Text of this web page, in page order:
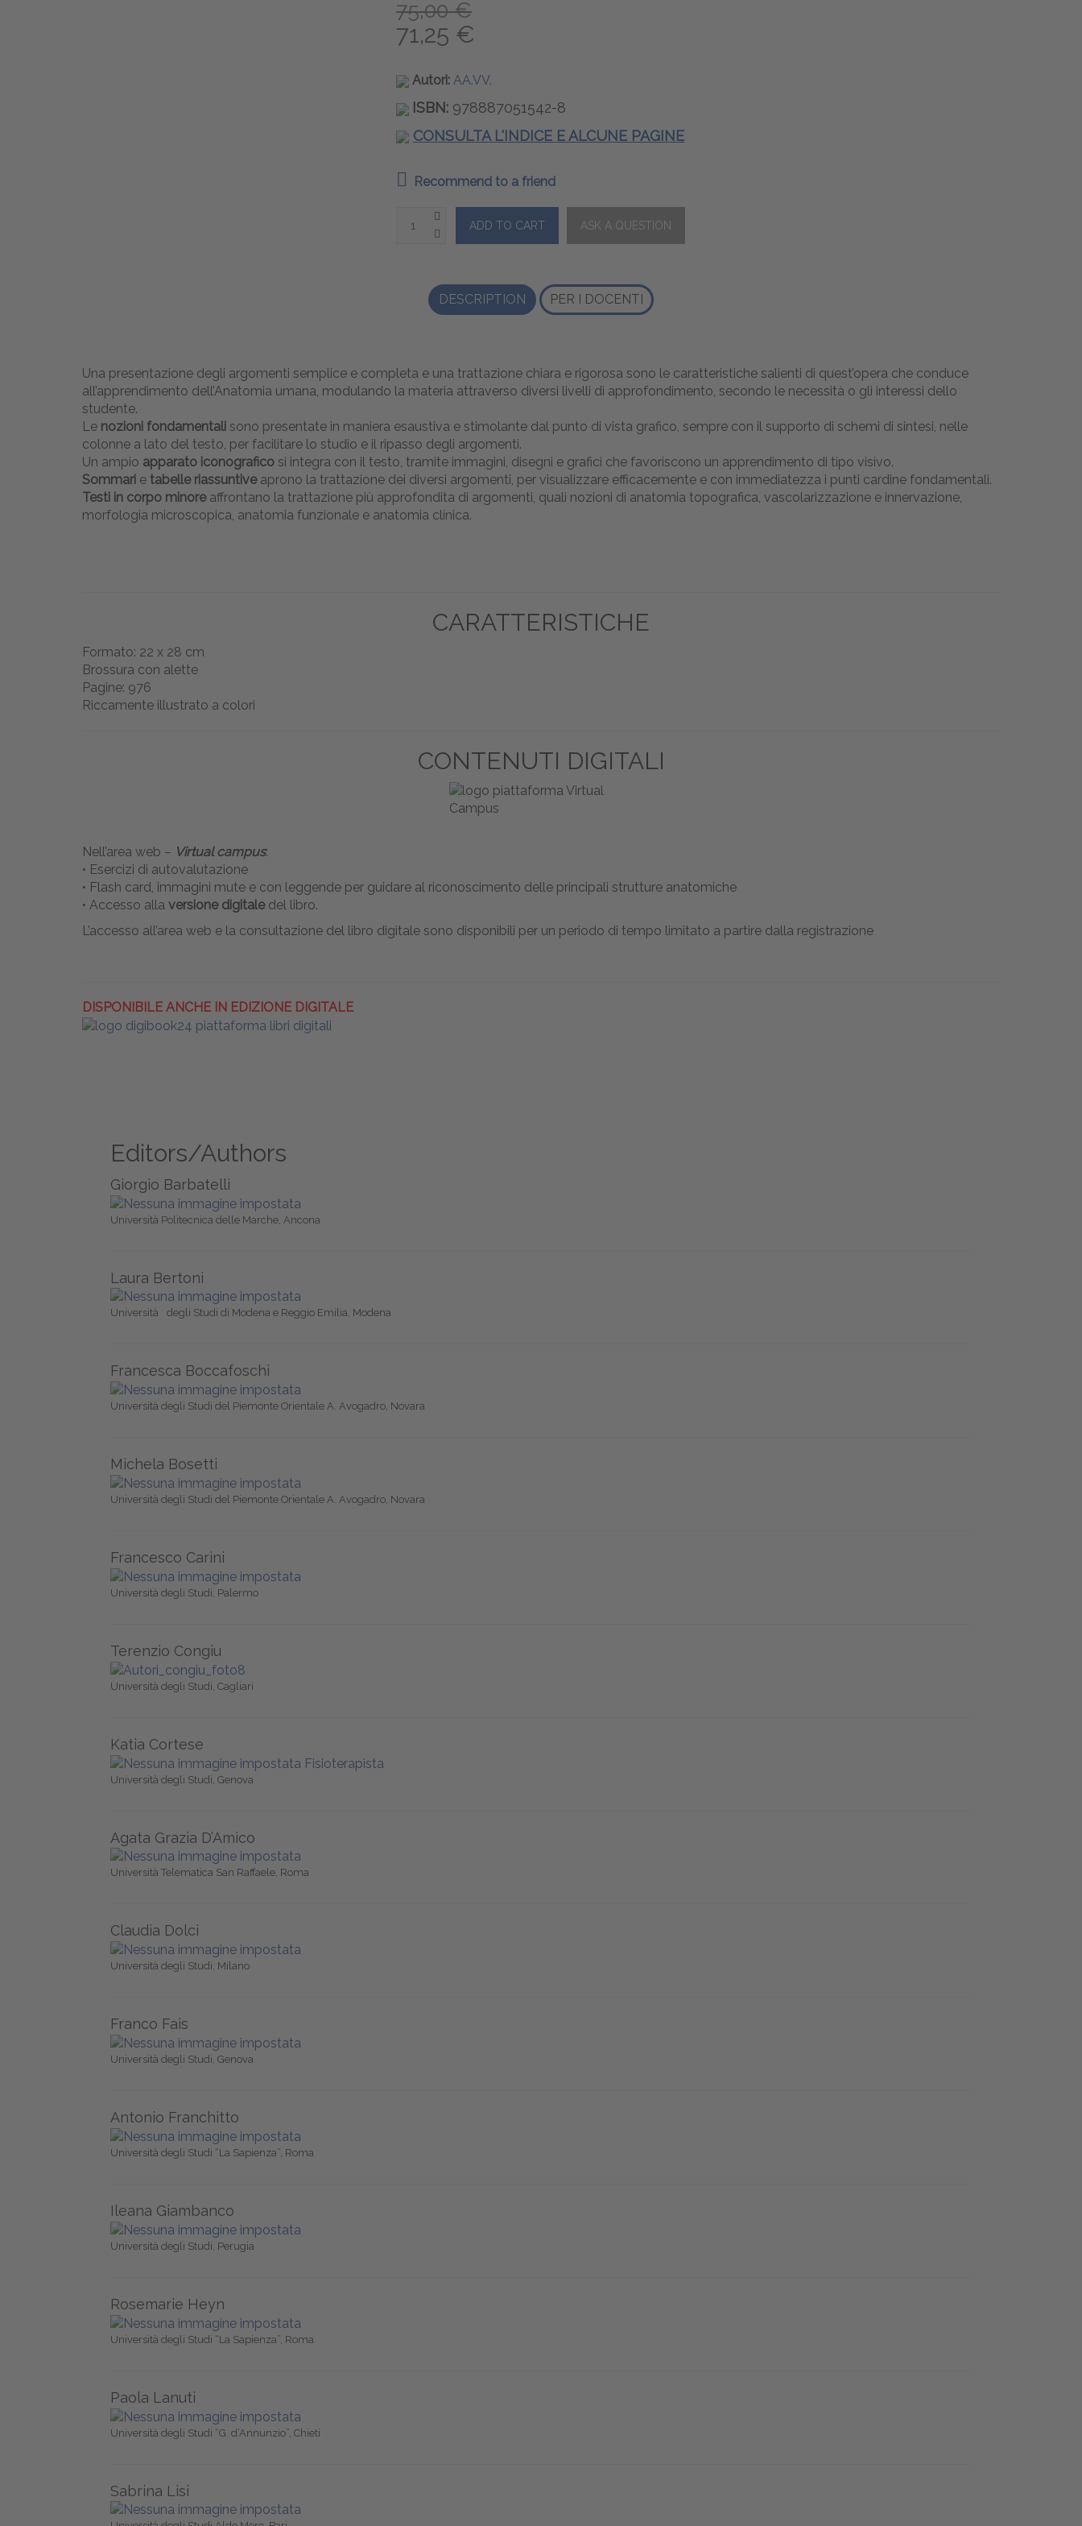
75,00 €
71,25 €
Autori: AA.VV.
ISBN: 978887051542-8
CONSULTA L'INDICE E ALCUNE PAGINE
Recommend to a friend
DESCRIPTION PER I DOCENTI
Una presentazione degli argomenti semplice e completa e una trattazione chiara e rigorosa sono le caratteristiche salienti di quest’opera che conduce
all’apprendimento dell’Anatomia umana, modulando la materia attraverso diversi livelli di approfondimento, secondo le necessità o gli interessi dello
studente.
Le nozioni fondamentali sono presentate in maniera esaustiva e stimolante dal punto di vista grafico, sempre con il supporto di schemi di sintesi, nelle
colonne a lato del testo, per facilitare lo studio e il ripasso degli argomenti.
Un ampio apparato iconografico si integra con il testo, tramite immagini, disegni e grafici che favoriscono un apprendimento di tipo visivo.
Sommari e tabelle riassuntiveaprono la trattazione dei diversi argomenti, per visualizzare efficacemente e con immediatezza i punti cardine fondamentali.
Testi in corpo minoreaffrontano la trattazione più approfondita di argomenti, quali nozioni di anatomia topografica, vascolarizzazione e innervazione,
morfologia microscopica, anatomia funzionale e anatomia clinica.
CARATTERISTICHE
Formato: 22 x 28 cm
Brossura con alette
Pagine: 976
Riccamente illustrato a colori
CONTENUTI DIGITALI
Nell’area web – Virtual campus:
• Esercizi di autovalutazione
• Flash card, immagini mute e con leggende per guidare al riconoscimento delle principali strutture anatomiche
• Accesso alla versione digitaledel libro.
L’accesso all’area web e la consultazione del libro digitale sono disponibili per un periodo di tempo limitato a partire dalla registrazione
DISPONIBILE ANCHE IN EDIZIONE DIGITALE
Editors/Authors
Giorgio Barbatelli
Università Politecnica delle Marche, Ancona
Laura Bertoni
Università degli Studi di Modena e Reggio Emilia, Modena
Francesca Boccafoschi
Università degli Studi del Piemonte Orientale A. Avogadro, Novara
Michela Bosetti
Università degli Studi del Piemonte Orientale A. Avogadro, Novara
Francesco Carini
Università degli Studi, Palermo
Terenzio Congiu
Università degli Studi, Cagliari
Katia Cortese
Università degli Studi, Genova
Agata Grazia D’Amico
Università Telematica San Raffaele, Roma
Claudia Dolci
Università degli Studi, Milano
Franco Fais
Università degli Studi, Genova
Antonio Franchitto
Università degli Studi “La Sapienza”, Roma
Ileana Giambanco
Università degli Studi, Perugia
Rosemarie Heyn
Università degli Studi “La Sapienza”, Roma
Paola Lanuti
Università degli Studi “G. d’Annunzio”, Chieti
Sabrina Lisi